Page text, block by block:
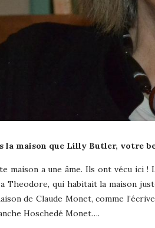
la maison que Lilly Butler, votre
maison a une âme. Ils ont vécu ici
Theodore, qui habitait la maison
de Claude Monet, comme
Hoschedé Monet….